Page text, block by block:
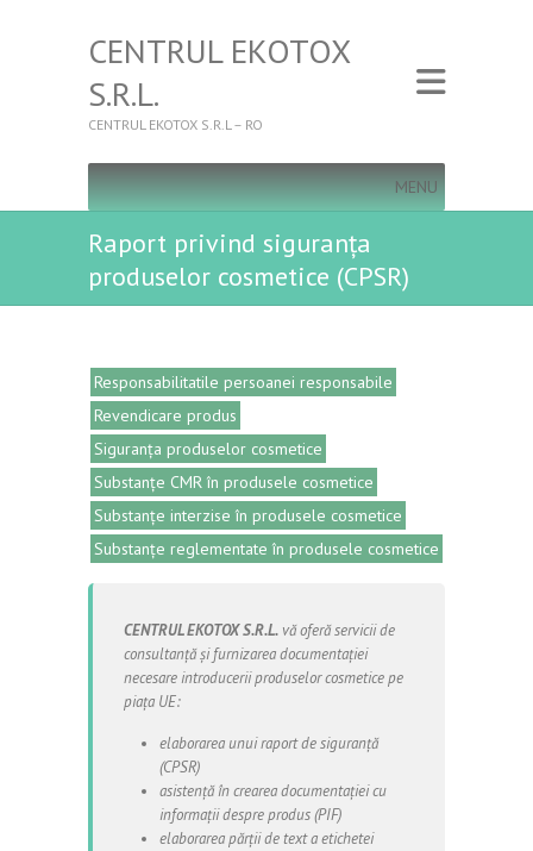
CENTRUL EKOTOX
S.R.L.
CENTRUL EKOTOX S.R.L – RO
MENU
Raport privind siguranța
produselor cosmetice (CPSR)
Responsabilitatile persoanei responsabile
Revendicare produs
Siguranța produselor cosmetice
Substanțe CMR în produsele cosmetice
Substanțe interzise în produsele cosmetice
Substanțe reglementate în produsele cosmetice
CENTRUL EKOTOX S.R.L. vă oferă servicii de
consultanță și furnizarea documentației
necesare introducerii produselor cosmetice pe
piața UE:
elaborarea unui raport de siguranță
(CPSR)
asistență în crearea documentației cu
informații despre produs (PIF)
elaborarea părții de text a etichetei